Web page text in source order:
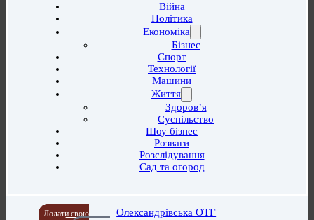
Війна
Політика
Економіка
Бізнес
Спорт
Технології
Машини
Життя
Здоров’я
Суспільство
Шоу бізнес
Розваги
Розслідування
Сад та огород
Додати свою
Олександрівська ОТГ